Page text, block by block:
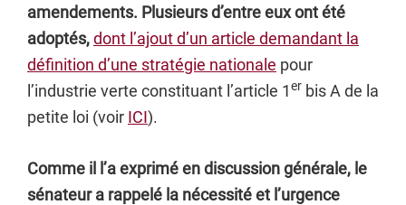
amendements. Plusieurs d’entre eux ont été
adoptés,dont l’ajout d’un article demandant la
définition d’une stratégie nationale pour
l’industrie verte constituant l’article 1er bis A de la
petite loi (voir ICI).
Comme il l’a exprimé en discussion générale, le
sénateur a rappelé la nécessité et l’urgence